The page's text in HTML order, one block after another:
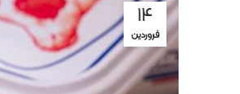
۱۴
فروردین